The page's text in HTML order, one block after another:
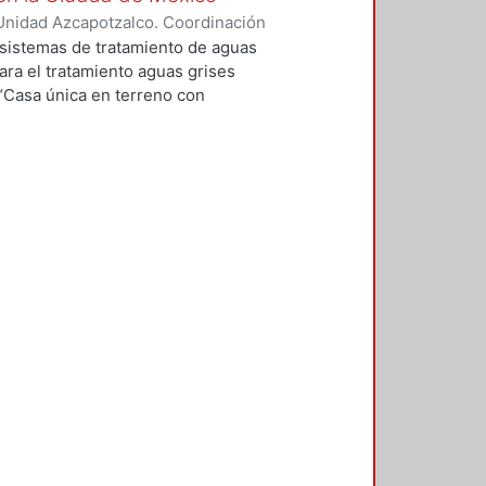
Azcapotzalco. Coordinación
Dulce Alejandra
de tratamiento de aguas
el tratamiento aguas grises
única en terreno con